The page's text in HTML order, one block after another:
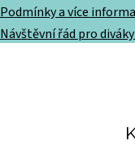
Podmínky a více
Návštěvní řád pro